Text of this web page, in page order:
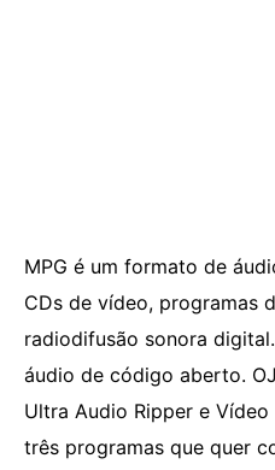
MPG é um formato de
CDs de vídeo, programas
radiodifusão sonora
áudio de código aberto.
Ultra Audio Ripper e
três programas que quer